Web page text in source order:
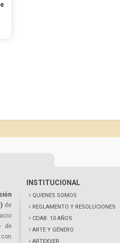
de
de
INSTITUCIONAL
QUIENES SOMOS
REGLAMENTO Y RESOLUCIONES
CDAB: 10 AÑOS
ARTE Y GÉNERO
ARTEXVER